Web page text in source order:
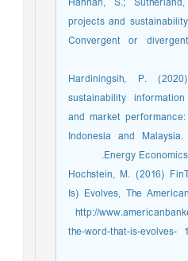
projects and
Convergent or
28) Hardiningsih, P.
sustainability
and market
Indonesia and
Energy
29) Hochstein, M. (2016)
Is) Evolves, The
http://
the-word-that-is-evolves-